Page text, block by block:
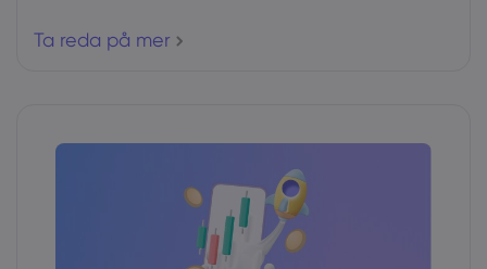
Ta reda på mer